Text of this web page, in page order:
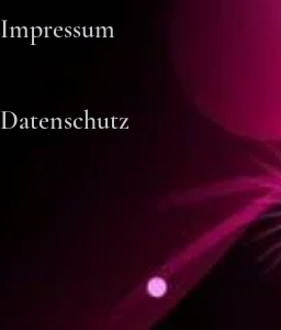
Impressum
Datenschutz